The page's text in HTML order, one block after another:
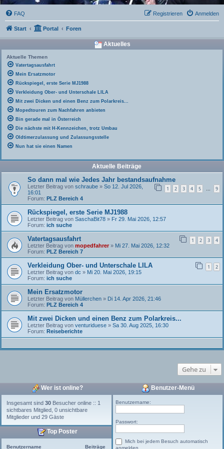
FAQ Anmelden
Registrieren
Start Portal Foren
Aktuelles
Aktuelle Themen
Vatertagsausfahrt
Mein Ersatzmotor
Rückspiegel, erste Serie MJ1988
Verkleidung Ober- und Unterschale LILA
Mit zwei Dicken und einen Benz zum Polarkreis...
Mopedtouren zum Nachfahren anbieten
Bin gerade mal in Österreich
Die nächste mit H-Kennzeichen, trotz Umbau
Oldtimerzulassung und Zulassungsstelle
Nun hat sie einen Namen
Aktuelle Beiträge
So dann mal wie Jedes Jahr bestandsaufnahme
1 2 3 4 5 … 9
Letzter Beitrag von schraube » So 12. Jul 2026,
16:01
Forum: PLZ Bereich 4
Rückspiegel, erste Serie MJ1988
Letzter Beitrag von SaschaBit78 » Fr 29. Mai 2026, 12:57
Forum: ich suche
Vatertagsausfahrt 1 2 3 4
Letzter Beitrag von mopedfahrer » Mi 27. Mai 2026, 12:32
Forum: PLZ Bereich 7
Verkleidung Ober- und Unterschale LILA 1 2
Letzter Beitrag von dc » Mi 20. Mai 2026, 19:15
Forum: ich suche
Mein Ersatzmotor
Letzter Beitrag von Müllerchen » Di 14. Apr 2026, 21:46
Forum: PLZ Bereich 4
Mit zwei Dicken und einen Benz zum Polarkreis...
Letzter Beitrag von venturiduese » Sa 30. Aug 2025, 16:30
Forum: Reiseberichte
Gehe zu
Wer ist online?
Insgesamt sind 30 Besucher online :: 1
sichtbares Mitglied, 0 unsichtbare
Mitglieder und 29 Gäste
Top Poster
Benutzername
Beiträge
Benutzer-Menü
Benutzername:
Passwort:
Mich bei jedem Besuch automatisch
anmelden